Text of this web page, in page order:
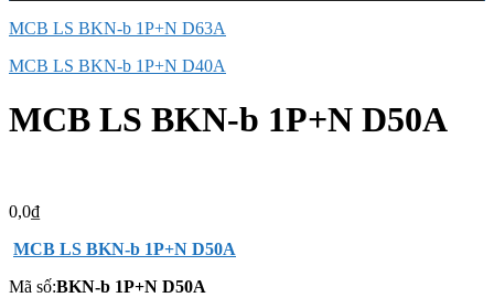
MCB LS BKN-b 1P+N D63A
MCB LS BKN-b 1P+N D40A
MCB LS BKN-b 1P+N D50A
0,0₫
MCB LS BKN-b 1P+N D50A
Mã số:BKN-b 1P+N D50A